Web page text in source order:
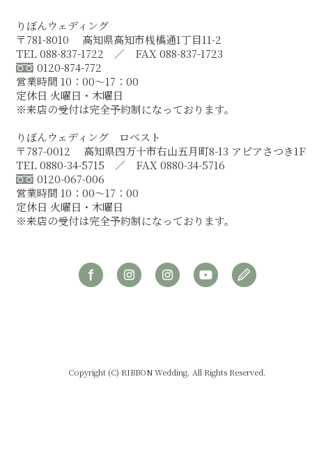
りぼんウェディング
〒781-8010 高知県高知市桟橋通1丁目11-2
TEL 088-837-1722 ／ FAX 088-837-1723
0120-874-772
営業時間 10：00～17：00
定休日 火曜日・木曜日
※来店の受付は完全予約制になっております。
りぼんウェディング ロベスト
〒787-0012 高知県四万十市右山五月町8-13 アピアさつき1F
TEL 0880-34-5715 ／ FAX 0880-34-5716
0120-067-006
営業時間 10：00～17：00
定休日 火曜日・木曜日
※来店の受付は完全予約制になっております。
Copyright (C) RIBBON Wedding. All Rights Reserved.